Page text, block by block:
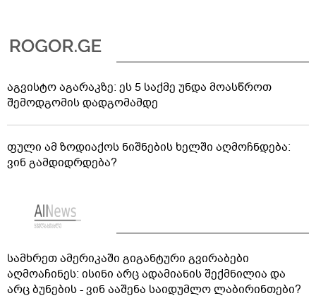
აგვისტო აგარაკზე: ეს 5 საქმე უნდა მოასწროთ
შემოდგომის დადგომამდე
ფული ამ ზოდიაქოს ნიშნების ხელში აღმოჩნდება:
ვინ გამდიდრდება?
სამხრეთ ამერიკაში გიგანტური გვირაბები
აღმოაჩინეს: ისინი არც ადამიანის შექმნილია და
არც ბუნების - ვინ ააშენა საიდუმლო ლაბირინთები?